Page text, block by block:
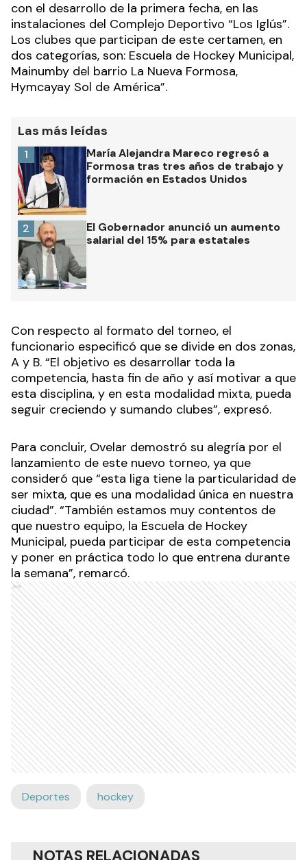
con el desarrollo de la primera fecha, en las
instalaciones del Complejo Deportivo “Los Iglús”.
Los clubes que participan de este certamen, en
dos categorías, son: Escuela de Hockey Municipal,
Mainumby del barrio La Nueva Formosa,
Hymcayay Sol de América”.
Las más leídas
María Alejandra Mareco regresó a
Formosa tras tres años de trabajo y
formación en Estados Unidos
1
El Gobernador anunció un aumento
salarial del 15% para estatales
2
Con respecto al formato del torneo, el
funcionario especificó que se divide en dos zonas,
A y B. “El objetivo es desarrollar toda la
competencia, hasta fin de año y así motivar a que
esta disciplina, y en esta modalidad mixta, pueda
seguir creciendo y sumando clubes”, expresó.
Para concluir, Ovelar demostró su alegría por el
lanzamiento de este nuevo torneo, ya que
consideró que “esta liga tiene la particularidad de
ser mixta, que es una modalidad única en nuestra
ciudad”. “También estamos muy contentos de
que nuestro equipo, la Escuela de Hockey
Municipal, pueda participar de esta competencia
y poner en práctica todo lo que entrena durante
la semana”, remarcó.
Ads
Deportes hockey
NOTAS RELACIONADAS